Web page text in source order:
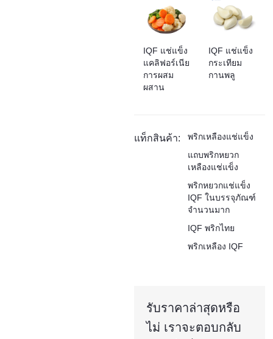
IQF แช่แข็ง
แคลิฟอร์เนีย
การผสม
ผสาน
IQF แช่แข็ง
กระเทียม
กานพลู
แท็กสินค้า:
พริกเหลืองแช่แข็ง
แถบพริกหยวก
เหลืองแช่แข็ง
พริกหยวกแช่แข็ง
IQF ในบรรจุภัณฑ์
จำนวนมาก
IQF พริกไทย
พริกเหลือง IQF
รับราคาล่าสุดหรือ
ไม่ เราจะตอบกลับ